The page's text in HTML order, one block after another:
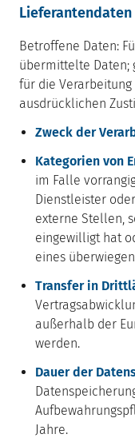
Lieferantendaten
Betroffene Daten:
übermittelte Daten;
für die
ausdrücklichen
Zweck der
Kategorien von
im Falle
Dienstleister
externe Stellen,
eingewilligt hat
eines
Transfer in
außerhalb der
werden.
Dauer der
Jahre.